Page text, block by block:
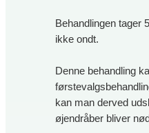
Behandlingen tager
ikke ondt.
Denne behandling
kan man derved
øjendråber bliver